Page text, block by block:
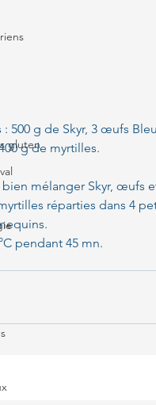
gluten
500 g de Skyr, 3 œufs
g de myrtilles.
bien mélanger Skyr, œufs
réparties dans 4
pendant 45 mn.